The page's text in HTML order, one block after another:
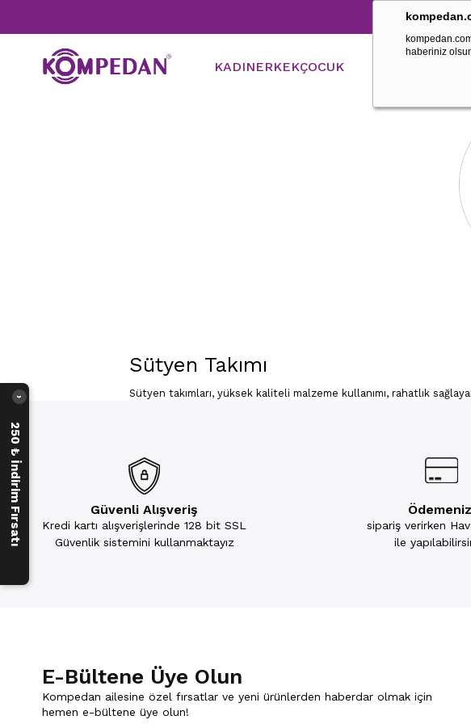
haberiniz
Tüm
KADINERKEKÇOCUK
Sütyen Takımı
Sütyen takımları, yüksek kaliteli malzeme kullanımı, rahatlık
Sütyen takımları, kadınların iç giyiminde en kritik unsurlardan
eden ve geniş bir ürün yelpazesine sahip bu iç giyim parçaları,
dikkate almalısınız. Günlük hayattan özel gün ve gecelerinize
yansıtabilirsiniz. İster sade ister dantelli olsun kırmızı sütyen ile
Romantik ve özel günlerinizde ise taşlı sütyen takımı ile göz
ortaya çıkartırken konforlu bir kullanımda sunar. Ayrıca tüm
kolayca bulabilirsiniz.
Renkli Sütyen Takım Modelleri
Baş döndürücü renkleri ve şık tasarımlarıyla her kadının zevkine
klasik beyazdan siyaha kadar size geniş koleksiyon sunar.
Güvenli Alışveriş
Kredi kartı alışverişlerinde 128 bit SSL
Güvenlik sistemini kullanmaktayız
sipariş verirken
ile
E-Bültene Üye Olun
Kompedan ailesine özel fırsatlar ve yeni ürünlerden haberdar olmak için
hemen e-bültene üye olun!
250 ₺ İndirim Fırsatı
›